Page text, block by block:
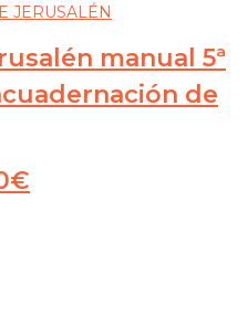
JERUSALÉN
manual 5ª
de
€